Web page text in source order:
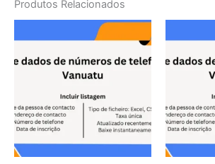
Produtos Relacionados